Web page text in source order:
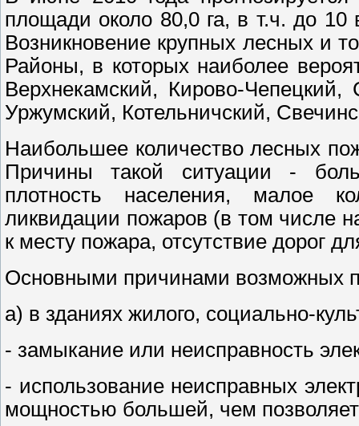
площади около 80,0 га, в т.ч. до
Возникновение крупных лесных и
Районы, в которых наиболее
Верхнекамский, Кирово-
Уржумский, Котельничский,
Наибольшее количество лесных
Причины такой ситуации -
плотность населения, малое
ликвидации пожаров (в том числе
к месту пожара, отсутствие дорог
Основными причинами возможных
а) в зданиях жилого, социально-
- замыкание или неисправность
- использование неисправных
мощностью большей, чем позволяет